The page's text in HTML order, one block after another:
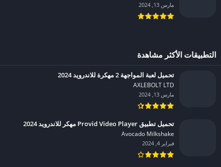
مارس 13, 2024
التطبيقات الأكثر مشاهدة
تحميل لعبة المواجهة 2 مهكرة للاندرويد 2024
AXLEBOLT LTD‏
مارس 13, 2024
تحميل تطبيق Provid Video Player مهكر للاندرويد 2024
Avocado Milkshake‏
فبراير 4, 2024